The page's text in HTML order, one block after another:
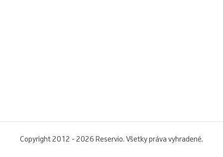
Copyright 2012 - 2026 Reservio. Všetky práva vyhradené.